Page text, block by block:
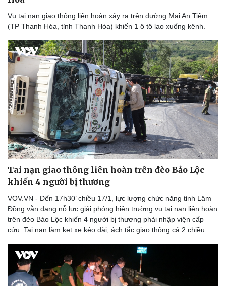
Doanh nghiệp
Thông tin doanh nghiệp
Doanh nghiệp 24h
Doanh nhân
Vì cộng đồng
Công nghệ
Sành điệu
Tin Công nghệ
Trải nghiệm
Chuyển đổi số
Vụ tai nạn giao thông liên hoàn xảy ra trên đường Mai An Tiêm
(TP Thanh Hóa, tỉnh Thanh Hóa) khiến 1 ô tô lao xuống kênh.
Tai nạn giao thông liên hoàn trên đèo Bảo Lộc
khiến 4 người bị thương
VOV.VN - Đến 17h30’ chiều 17/1, lực lượng chức năng tỉnh Lâm
Đồng vẫn đang nỗ lực giải phóng hiện trường vụ tai nạn liên hoàn
trên đèo Bảo Lộc khiến 4 người bị thương phải nhập viện cấp
cứu. Tai nạn làm kẹt xe kéo dài, ách tắc giao thông cả 2 chiều.